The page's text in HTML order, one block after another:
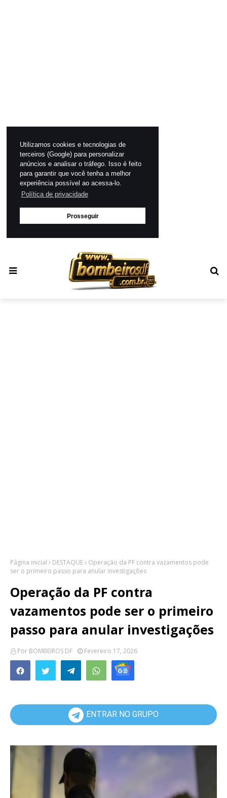
Utilizamos cookies e tecnologias de
terceiros (Google) para personalizar
anúncios e analisar o tráfego. Isso é feito
para garantir que você tenha a melhor
experiência possível ao acessa-lo.
Política de privacidade
Prosseguir
Página inicial DESTAQUE
Operação da PF contra vazamentos pode
ser o primeiro passo para anular investigações
Operação da PF contra
vazamentos pode ser o primeiro
passo para anular investigações
Por BOMBEIROS DF Fevereiro 17, 2026
ENTRAR NO GRUPO